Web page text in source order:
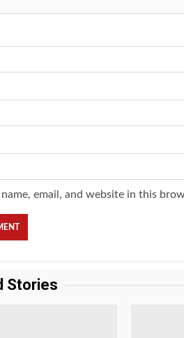
name, email, and website in this
Stories